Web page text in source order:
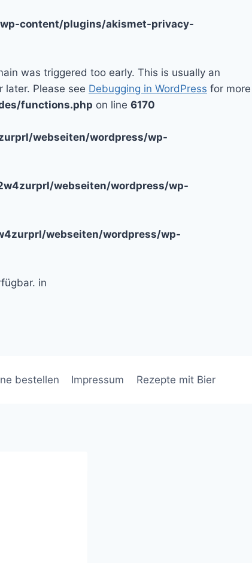
content/plugins/akismet-privacy-
was triggered too early. This is usually an
later. Please see Debugging in WordPress for more
functions.php on line 6170
webseiten/wordpress/wp-
webseiten/wordpress/wp-
webseiten/wordpress/wp-
in
bestellen Impressum Rezepte mit Bier